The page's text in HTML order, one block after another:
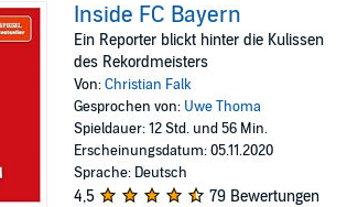
Inside FC Bayern
Ein Reporter blickt hinter die Kulissen
des Rekordmeisters
Von:Christian Falk
Gesprochen von: Uwe Thoma
Spieldauer: 12 Std. und 56 Min.
Erscheinungsdatum: 05.11.2020
Sprache: Deutsch
4,5 79 Bewertungen